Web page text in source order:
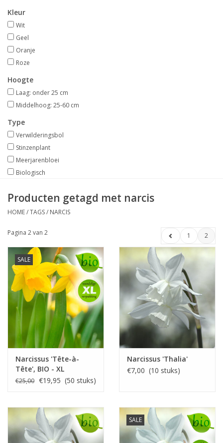
Nieuws
Kleur
Wit
Geel
Oranje
Roze
Hoogte
Laag: onder 25 cm
Middelhoog: 25-60 cm
Type
Verwilderingsbol
Stinzenplant
Meerjarenbloei
Biologisch
Producten getagd met narcis
HOME/TAGS/ NARCIS
Pagina 2 van 2 1 2
SALE
Narcissus 'Tête-à-
Tête', BIO - XL
voordeelverpakking
€25,00 €19,95 (50 stuks)
Narcissus 'Thalia'
€7,00 (10 stuks)
SALE